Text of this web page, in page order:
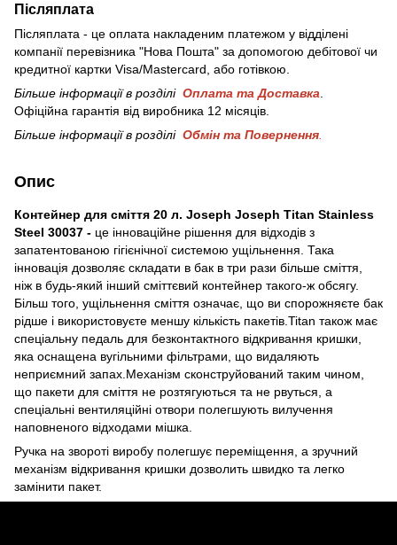
Післяплата
Післяплата - це оплата накладеним платежом у відділені
компанії перевізника "Нова Пошта" за допомогою дебітової чи
кредитної картки Visa/Mastercard, або готівкою.
Більше інформації в розділі Оплата та Доставка
Офіційна гарантія від виробника 12 місяців.
Більше інформації в розділі Обмін та Повернення
Опис
Контейнер для сміття 20 л. Joseph Joseph Titan Stainless
Steel 30037 - це інноваційне рішення для відходів з
запатентованою гігієнічної системою ущільнення. Така
інновація дозволяє складати в бак в три рази більше сміття,
ніж в будь-який інший сміттєвий контейнер такого-ж обсягу.
Більш того, ущільнення сміття означає, що ви спорожняєте бак
рідше і використовуєте меншу кількість пакетів.Titan також має
спеціальну педaль для безконтактного відкривання кришки,
яка оснащена вугільними фільтрами, що видаляють
неприємний запах.Механізм сконструйований таким чином,
що пакети для сміття не розтягуються та не рвуться, а
спеціальні вентиляційні отвори полегшують вилучення
наповненого відходами мішка.
Ручка на звороті виробу полегшує переміщення, а зручний
механізм відкривання кришки дозволить швидко та легко
замінити пакет.